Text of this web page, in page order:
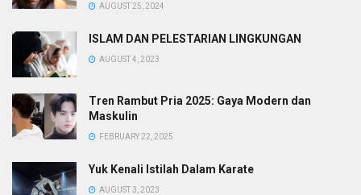
AUGUST 25, 2024
ISLAM DAN PELESTARIAN LINGKUNGAN
AUGUST 4, 2023
Tren Rambut Pria 2025: Gaya Modern dan
Maskulin
FEBRUARY 22, 2025
Yuk Kenali Istilah Dalam Karate
AUGUST 3, 2023